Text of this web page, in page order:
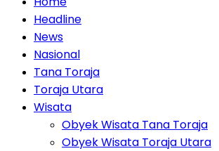
Headline
News
Nasional
Tana Toraja
Toraja Utara
Wisata
Obyek Wisata Tana Toraja
Obyek Wisata Toraja Utara